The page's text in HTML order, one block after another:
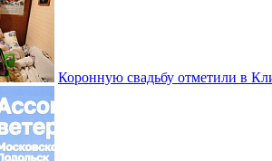
Коронную свадьбу отметили в